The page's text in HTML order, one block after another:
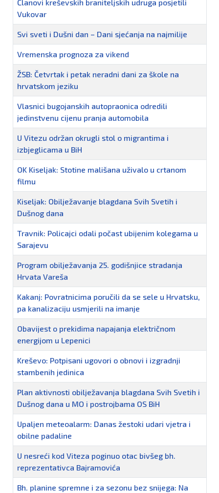
Članovi kreševskih braniteljskih udruga posjetili
Vukovar
Svi sveti i Dušni dan – Dani sjećanja na najmilije
Vremenska prognoza za vikend
ŽSB: Četvrtak i petak neradni dani za škole na
hrvatskom jeziku
Vlasnici bugojanskih autopraonica odredili
jedinstvenu cijenu pranja automobila
U Vitezu održan okrugli stol o migrantima i
izbjeglicama u BiH
OK Kiseljak: Stotine mališana uživalo u crtanom
filmu
Kiseljak: Obilježavanje blagdana Svih Svetih i
Dušnog dana
Travnik: Policajci odali počast ubijenim kolegama u
Sarajevu
Program obilježavanja 25. godišnjice stradanja
Hrvata Vareša
Kakanj: Povratnicima poručili da se sele u Hrvatsku,
pa kanalizaciju usmjerili na imanje
Obavijest o prekidima napajanja električnom
energijom u Lepenici
Kreševo: Potpisani ugovori o obnovi i izgradnji
stambenih jedinica
Plan aktivnosti obilježavanja blagdana Svih Svetih i
Dušnog dana u MO i postrojbama OS BiH
Upaljen meteoalarm: Danas žestoki udari vjetra i
obilne padaline
U nesreći kod Viteza poginuo otac bivšeg bh.
reprezentativca Bajramovića
Bh. planine spremne i za sezonu bez snijega: Na